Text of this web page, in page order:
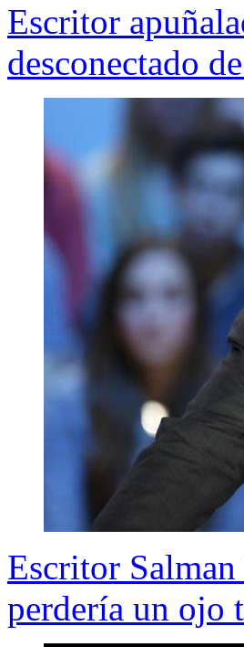
Escritor
desconectado
Escritor
perdería un ojo